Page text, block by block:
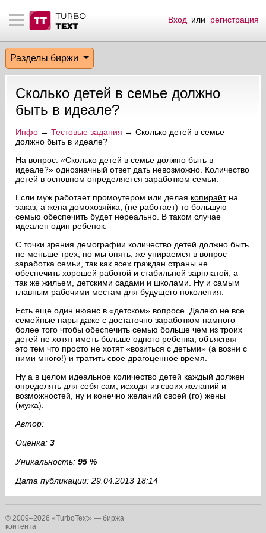
материалы
биржи
пользователи
эфир
на сайте
сообщения
по форуму
Вход или регистрация
Разделы биржи
Сколько детей в семье должно
быть в идеале?
Инфо→ Тестовые задания → Сколько детей в семье
должно быть в идеале?
На вопрос: «Сколько детей в семье должно быть в
идеале?» однозначный ответ дать невозможно. Количество
детей в основном определяется заработком семьи.
Если муж работает промоутером или делая копирайтна
заказ, а жена домохозяйка, (не работает) то большую
семью обеспечить будет нереально. В таком случае
идеален один ребенок.
С точки зрения демографии количество детей должно быть
не меньше трех, но мы опять, же упираемся в вопрос
заработка семьи, так как всех граждан страны не
обеспечить хорошей работой и стабильной зарплатой, а
так же жильем, детскими садами и школами. Ну и самым
главным рабочими местам для будущего поколения.
Есть еще один нюанс в «детском» вопросе. Далеко не все
семейные пары даже с достаточно заработком намного
более того чтобы обеспечить семью больше чем из троих
детей не хотят иметь больше одного ребенка, объясняя
это тем что просто не хотят «возиться с детьми» (а возни с
ними много!) и тратить свое драгоценное время.
Ну а в целом идеальное количество детей каждый должен
определять для себя сам, исходя из своих желаний и
возможностей, ну и конечно желаний своей (го) жены
(мужа).
Автор:
Оценка: 3
Уникальность: 95 %
Дата публикации: 29.04.2013 18:14
© 2009–2026 «TurboText» — биржа
контента